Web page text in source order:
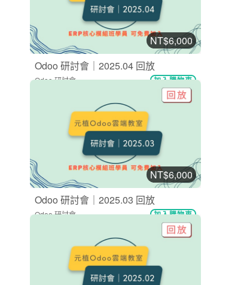
NT$6,000
Odoo 研討會｜2025.04 回放
Odoo 研討會 加入購物車
618
10
NT$6,000
Odoo 研討會｜2025.03 回放
Odoo 研討會 加入購物車
499
11